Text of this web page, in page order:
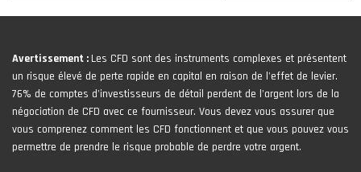
Avertissement : Les CFD sont des instruments complexes et présentent
un risque élevé de perte rapide en capital en raison de l'effet de levier.
76% de comptes d'investisseurs de détail perdent de l'argent lors de la
négociation de CFD avec ce fournisseur. Vous devez vous assurer que
vous comprenez comment les CFD fonctionnent et que vous pouvez vous
permettre de prendre le risque probable de perdre votre argent.